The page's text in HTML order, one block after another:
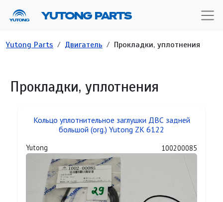
YUTONG PARTS
Строка навигации
Yutong Parts Двигатель Прокладки, уплотнения
Прокладки, уплотнения
Кольцо уплотнительное заглушки ДВС задней
большой (org.) Yutong ZK 6122
Yutong 100200085